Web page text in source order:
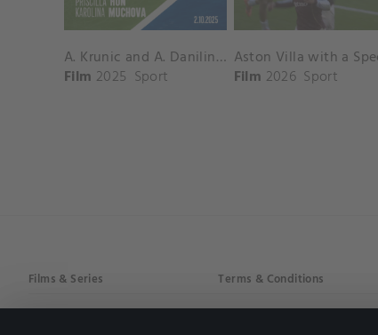
A. Krunic and A. Danilina vs. P. Hon and K. Muchova Match Highlights - BEIJING_Capital Group Diamond ( October 02, 2025)
Film 2025 Sport
Film 2026 Sport
Films & Series Terms & Conditions